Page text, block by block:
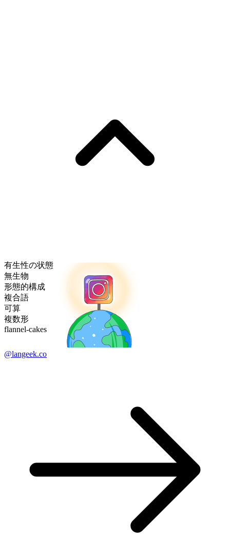
有生性の状態
無生物
形態的構成
複合語
可算
複数形
flannel-cakes
@langeek.co